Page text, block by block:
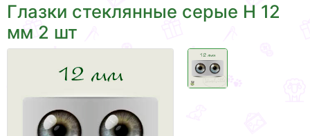
Глазки стеклянные серые Н 12
мм 2 шт